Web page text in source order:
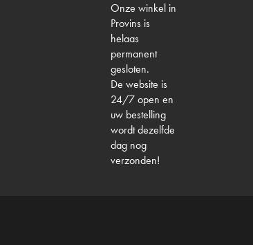
Onze winkel in
Provins is
helaas
permanent
gesloten.
De website is
24/7 open en
uw bestelling
wordt dezelfde
dag nog
verzonden!